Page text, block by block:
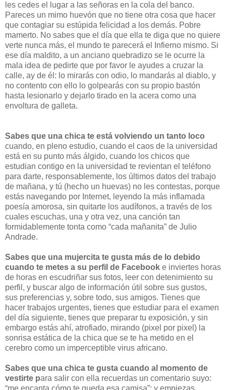
les cedes el lugar a las señoras en la cola del banco.
Pareces un mimo huevón que no tiene otra cosa que hacer
que contagiar su estúpida felicidad a los demás. Pobre
mamerto. No sabes que el día que ella te diga que no quiere
verte nunca más, el mundo te parecerá el Infierno mismo. Si
ese día maldito, a un anciano quebradizo se le ocurre la
mala idea de pedirte que por favor le ayudes a cruzar la
calle, ay de él: lo mirarás con odio, lo mandarás al diablo, y
no contento con ello lo golpearás con su propio bastón
hasta lesionarlo y dejarlo tirado en la acera como una
envoltura de galleta.
Sabes que una chica te está volviendo un tanto loco
cuando, en pleno estudio, cuando el caos de la universidad
está en su punto más álgido, cuando los chicos que
estudian contigo en la universidad te revientan el teléfono
para darte, responsablemente, los últimos datos del trabajo
de mañana, y tú (hecho un huevas) no les contestas, porque
estás navegando por Internet, leyendo la más inflamada
poesía amorosa, sin quitarte los audífonos, a través de los
cuales escuchas, una y otra vez, una canción tan
formidablemente tonta como “cada mañanita” de Julio
Andrade.
Sabes que una mujercita te gusta más de lo debido
cuando te metes a su perfil de Facebook e inviertes horas
de horas en escudriñar sus fotos, leer con detenimiento su
perfil, y buscar algo de información útil sobre sus gustos,
sus preferencias y, sobre todo, sus amigos. Tienes que
hacer trabajos urgentes, tienes que estudiar para el examen
del día siguiente, tienes que preparar tu exposición, y sin
embargo estás ahí, atrofiado, mirando (pixel por pixel) la
sonrisa estática de la chica que se te ha metido en el
cerebro como un imperceptible virus africano.
Sabes que una chica te gusta cuando al momento de
vestirte para salir con ella recuerdas un comentario suyo: